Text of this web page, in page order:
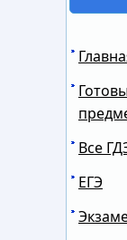
Все
ЕГЭ